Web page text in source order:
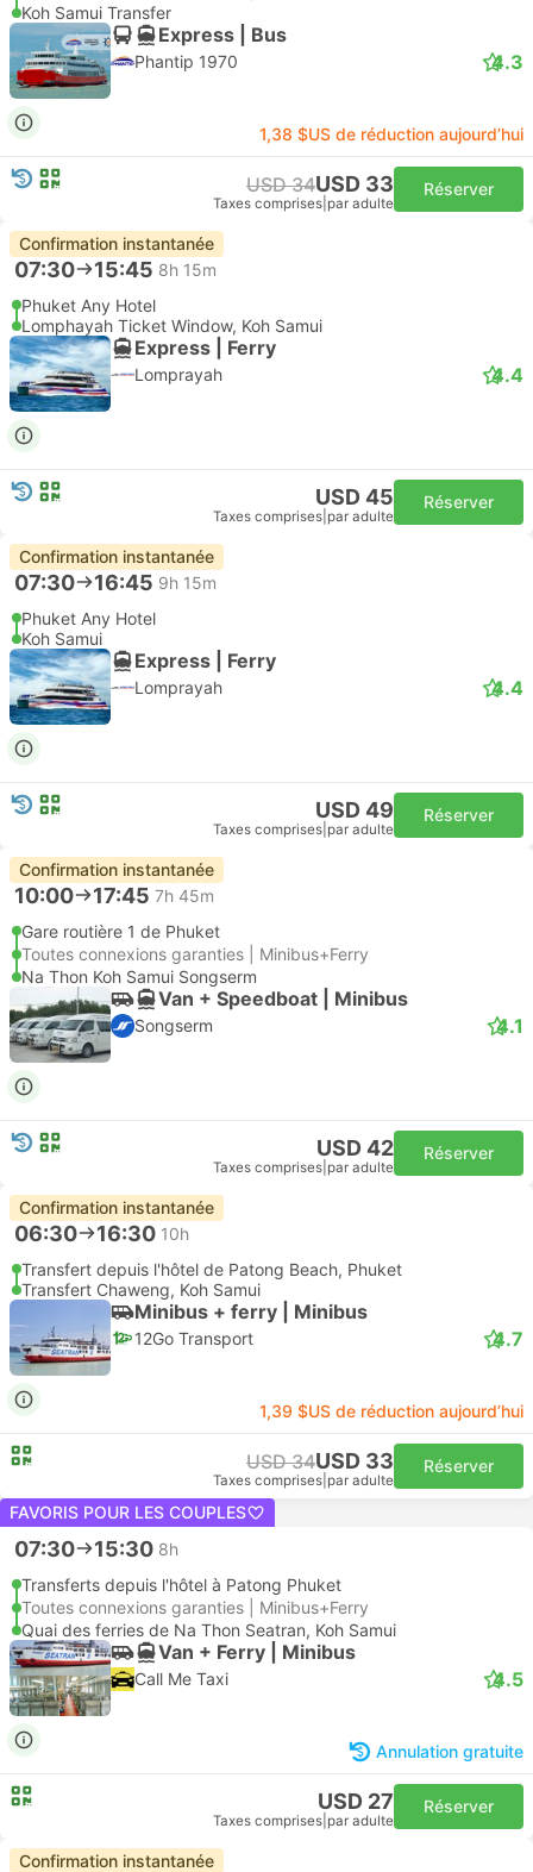
Koh Samui Transfer
Express | Bus
Phantip 1970 4.3
1,38 $US de réduction aujourd’hui
USD 34USD 33
Taxes comprises par adulte
Réserver
Confirmation instantanée
07:30 15:45 8h 15m
Phuket Any Hotel
Lomphayah Ticket Window, Koh Samui
Express | Ferry
Lomprayah 4.4
USD 45
Taxes comprises par adulte
Réserver
Confirmation instantanée
07:30 16:45 9h 15m
Phuket Any Hotel
Koh Samui
Express | Ferry
Lomprayah 4.4
USD 49
Taxes comprises par adulte
Réserver
Confirmation instantanée
10:00 17:45 7h 45m
Gare routière 1 de Phuket
Toutes connexions garanties | Minibus+Ferry
Na Thon Koh Samui Songserm
Van + Speedboat | Minibus
Songserm 4.1
USD 42
Taxes comprises par adulte
Réserver
Confirmation instantanée
06:30 16:30 10h
Transfert depuis l'hôtel de Patong Beach, Phuket
Transfert Chaweng, Koh Samui
Minibus + ferry | Minibus
12Go Transport 4.7
1,39 $US de réduction aujourd’hui
USD 34USD 33
Taxes comprises par adulte
Réserver
FAVORIS POUR LES COUPLES
07:30 15:30 8h
Transferts depuis l'hôtel à Patong Phuket
Toutes connexions garanties | Minibus+Ferry
Quai des ferries de Na Thon Seatran, Koh Samui
Van + Ferry | Minibus
Call Me Taxi 4.5
Annulation gratuite
USD 27
Taxes comprises par adulte
Réserver
Confirmation instantanée